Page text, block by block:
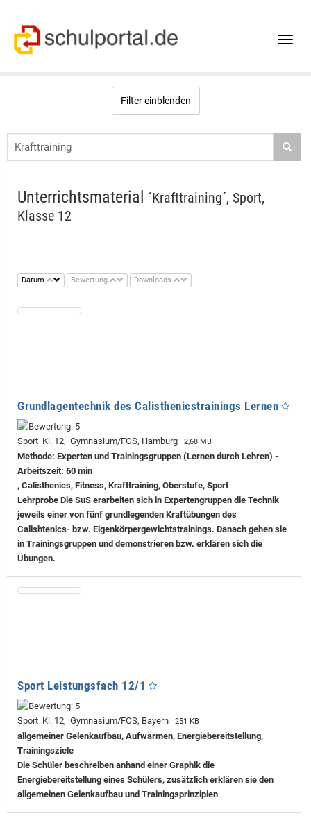
Toggle
Filter einblenden
Unterrichtsmaterial ´Krafttraining´, Sport,
Klasse 12
Datum Bewertung Downloads
Grundlagentechnik des Calisthenicstrainings Lernen
Sport Kl. 12, Gymnasium/FOS, Hamburg 2,68 MB
Methode: Experten und Trainingsgruppen (Lernen durch Lehren) -
Arbeitszeit: 60 min
, Calisthenics, Fitness, Krafttraining, Oberstufe, Sport
Lehrprobe Die SuS erarbeiten sich in Expertengruppen die Technik
jeweils einer von fünf grundlegenden Kraftübungen des
Calishtenics- bzw. Eigenkörpergewichtstrainings. Danach gehen sie
in Trainingsgruppen und demonstrieren bzw. erklären sich die
Übungen.
Sport Leistungsfach 12/1
Sport Kl. 12, Gymnasium/FOS, Bayern 251 KB
allgemeiner Gelenkaufbau, Aufwärmen, Energiebereitstellung,
Trainingsziele
Die Schüler beschreiben anhand einer Graphik die
Energiebereitstellung eines Schülers, zusätzlich erklären sie den
allgemeinen Gelenkaufbau und Trainingsprinzipien